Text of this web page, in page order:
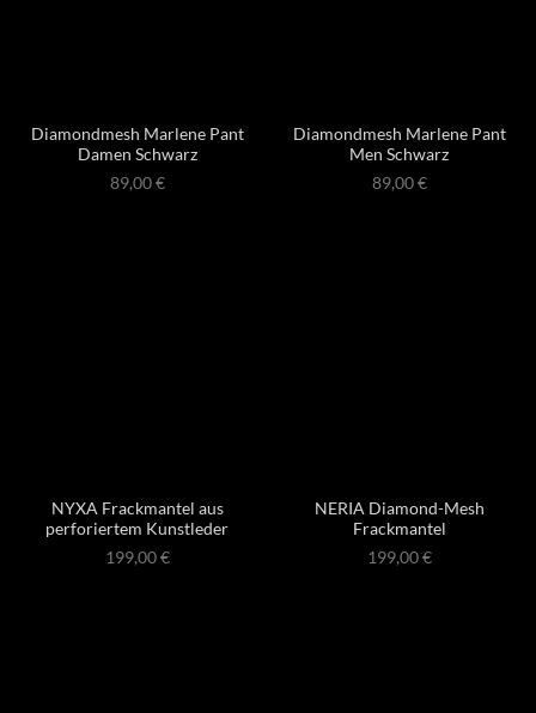
Diamondmesh Marlene Pant
Damen Schwarz
89,00€
Diamondmesh Marlene Pant
Men Schwarz
89,00€
NYXA Frackmantel aus
perforiertem Kunstleder
199,00€
NERIA Diamond-Mesh
Frackmantel
199,00€